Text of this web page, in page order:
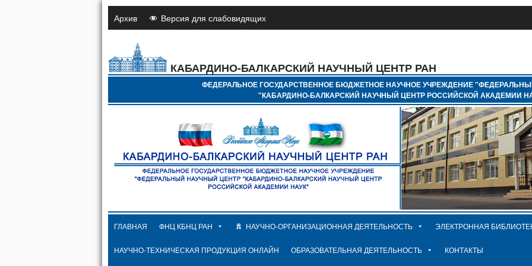
Архив Версия для слабовидящих
КАБАРДИНО-БАЛКАРСКИЙ НАУЧНЫЙ ЦЕНТР РАН
ФЕДЕРАЛЬНОЕ ГОСУДАРСТВЕННОЕ БЮДЖЕТНОЕ НАУЧНОЕ УЧРЕЖДЕНИЕ
"КАБАРДИНО-БАЛКАРСКИЙ НАУЧНЫЙ ЦЕНТР РОССИЙСКОЙ АКАДЕМИИ
ГЛАВНАЯ ФНЦ КБНЦ РАН НАУЧНО-ОРГАНИЗАЦИОННАЯ ДЕЯТЕЛЬНОСТЬ ЭЛЕКТРОННАЯ
НАУЧНО-ТЕХНИЧЕСКАЯ ПРОДУКЦИЯ ОНЛАЙН ОБРАЗОВАТЕЛЬНАЯ ДЕЯТЕЛЬНОСТЬ КОНТАКТЫ